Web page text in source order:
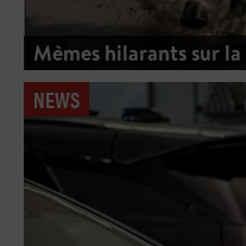
Mèmes hilarants sur
NEWS